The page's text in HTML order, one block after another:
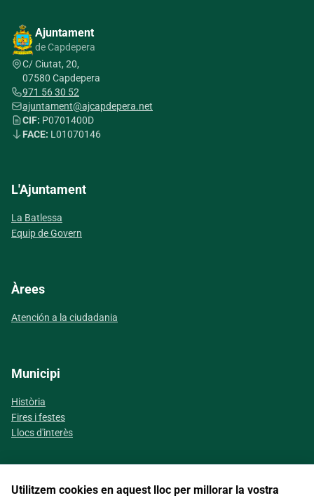
Ajuntament
de Capdepera
C/ Ciutat, 20,
07580 Capdepera
971 56 30 52
ajuntament@ajcapdepera.net
CIF: P0701400D
FACE: L01070146
L'Ajuntament
La Batlessa
Equip de Govern
Àrees
Atención a la ciudadania
Municipi
Història
Fires i festes
Llocs d'interès
Utilitzem cookies en aquest lloc per millorar la vostra